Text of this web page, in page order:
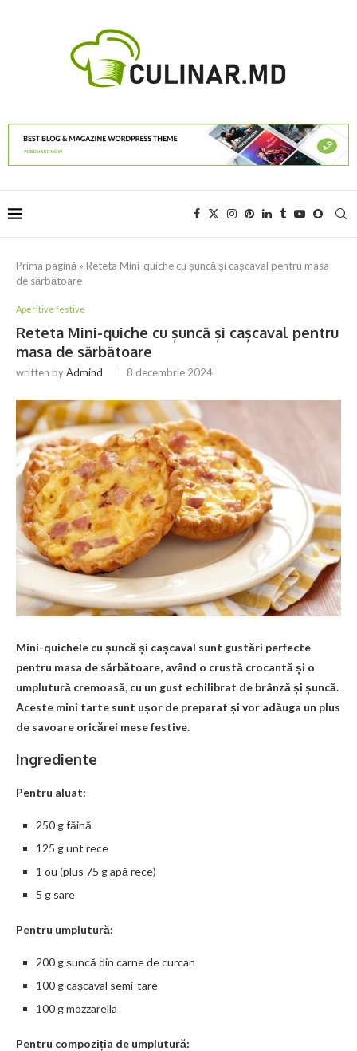
Prima pagină » Reteta Mini-quiche cu șuncă și cașcaval pentru masa
de sărbătoare
Aperitive festive
Reteta Mini-quiche cu șuncă și cașcaval pentru
masa de sărbătoare
written byAdmind 8 decembrie 2024
Mini-quichele cu șuncă și cașcaval sunt gustări perfecte
pentru masa de sărbătoare, având o crustă crocantă și o
umplutură cremoasă, cu un gust echilibrat de brânză și șuncă.
Aceste mini tarte sunt ușor de preparat și vor adăuga un plus
de savoare oricărei mese festive.
Ingrediente
Pentru aluat:
250 g făină
125 g unt rece
1 ou (plus 75 g apă rece)
5 g sare
Pentru umplutură:
200 g șuncă din carne de curcan
100 g cașcaval semi-tare
100 g mozzarella
Pentru compoziția de umplutură: